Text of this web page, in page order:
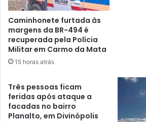
Caminhonete furtada às
margens da BR-494 é
recuperada pela Polícia
Militar em Carmo da Mata
15 horas atrás
Três pessoas ficam
feridas após ataque a
facadas no bairro
Planalto, em Divinópolis